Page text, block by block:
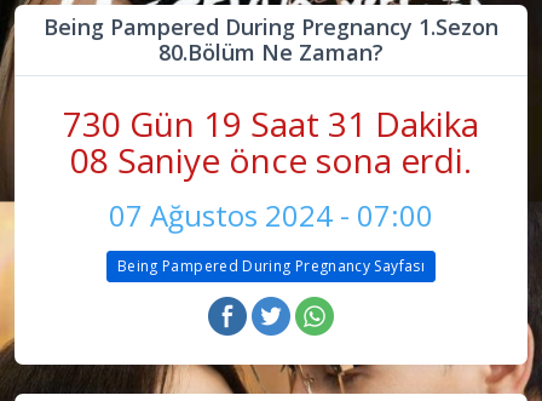
Being Pampered During Pregnancy 1.Sezon
80.Bölüm Ne Zaman?
730 Gün 19 Saat 31 Dakika
08 Saniye önce sona erdi.
07 Ağustos 2024 - 07:00
Being Pampered During Pregnancy Sayfası